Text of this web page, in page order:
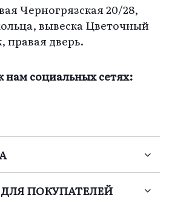
ПОКУПАТЕЛЕЙ
Черногрязская 20/28,
вывеска Цветочный
правая дверь.
нам социальных сетях: